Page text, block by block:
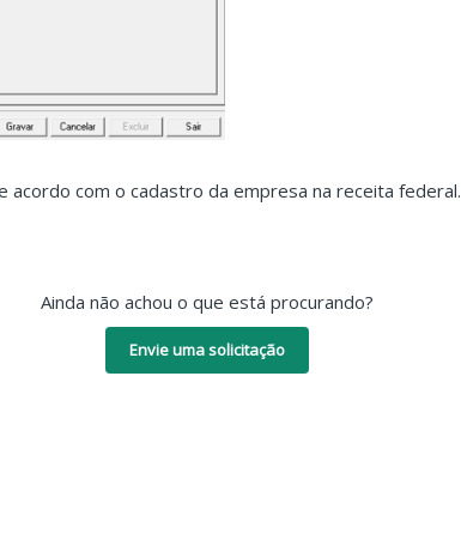
acordo com o cadastro da empresa na receita federal.
Ainda não achou o que está procurando?
Envie uma solicitação